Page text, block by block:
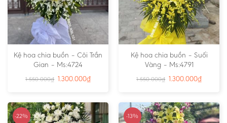
Kệ hoa chia buồn – Cõi Trần
Gian – Ms:4724
1.550.000₫ 1.300.000₫
Kệ hoa chia buồn – Suối
Vàng – Ms:4791
1.550.000₫ 1.300.000₫
-22% -13%